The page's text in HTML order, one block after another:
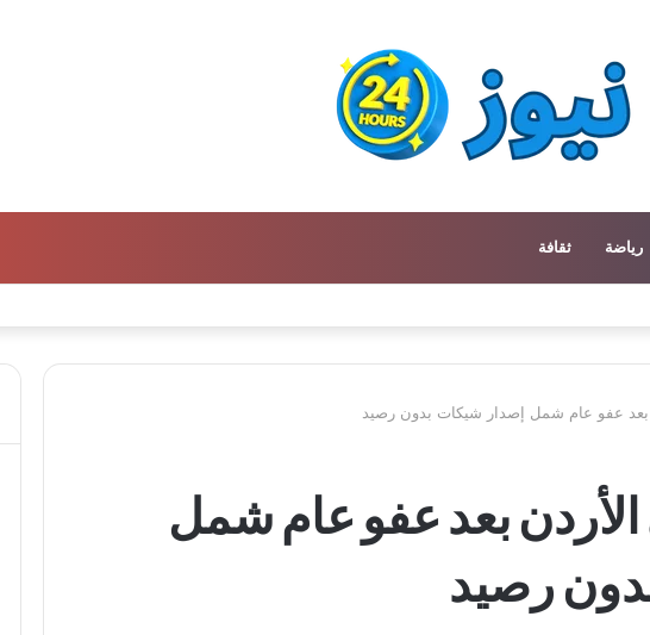
رياضة ثقافة
الثاني من كتالوج لترجمة الفكر العربي إلى الفرنسية
بعد عفو عام شمل إصدار شيكات بدون رصيد
بعد عفو عام شمل
رصيد